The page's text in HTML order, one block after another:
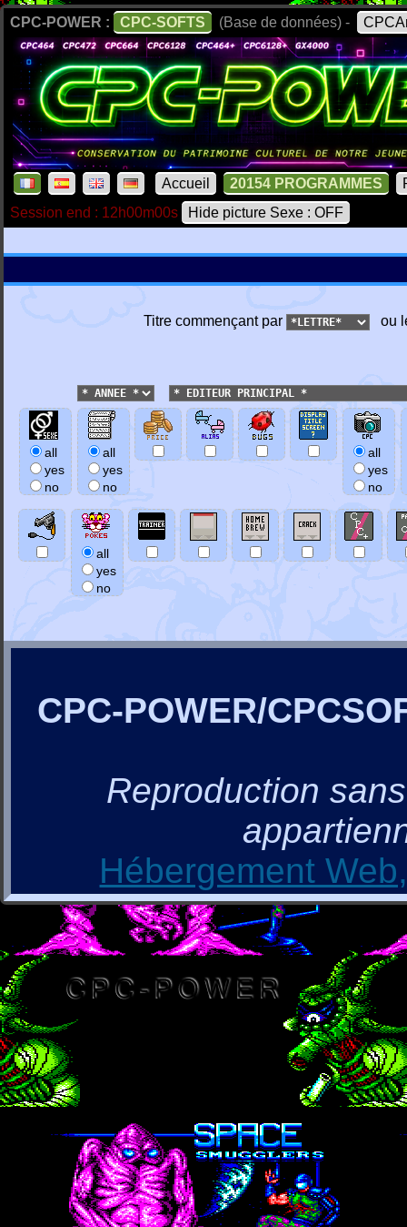
CPC-POWER : CPC-SOFTS (Base de données) -
Accueil 20154 PROGRAMMES
Session end : 12h00m00s
Hide picture Sexe : OFF
Titre commençant par ou
all
yes
no
all
yes
no
all
yes
no
all
yes
no
CPC-POWER/
Reproduction
Hébergement